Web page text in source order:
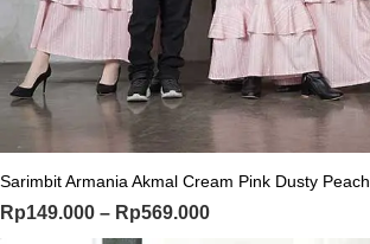
Sarimbit Armania Akmal Cream Pink Dusty Peach
Rp149.000 – Rp569.000